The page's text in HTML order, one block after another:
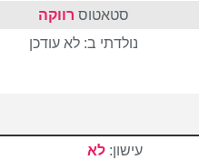
סטאטוס רווקה
נולדתי ב: לא עודכן
עישון:לא